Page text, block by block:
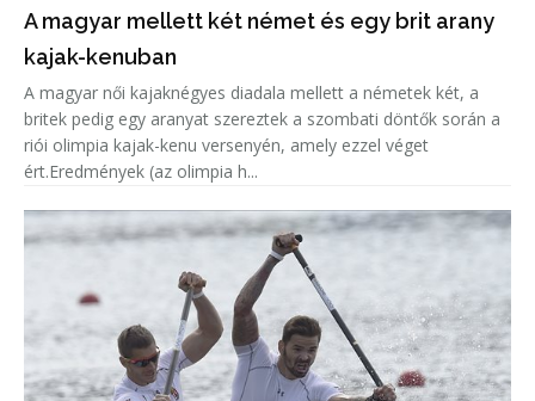
A magyar mellett két német és egy brit arany
kajak-kenuban
A magyar női kajaknégyes diadala mellett a németek két, a
britek pedig egy aranyat szereztek a szombati döntők során a
riói olimpia kajak-kenu versenyén, amely ezzel véget
ért.Eredmények (az olimpia h...